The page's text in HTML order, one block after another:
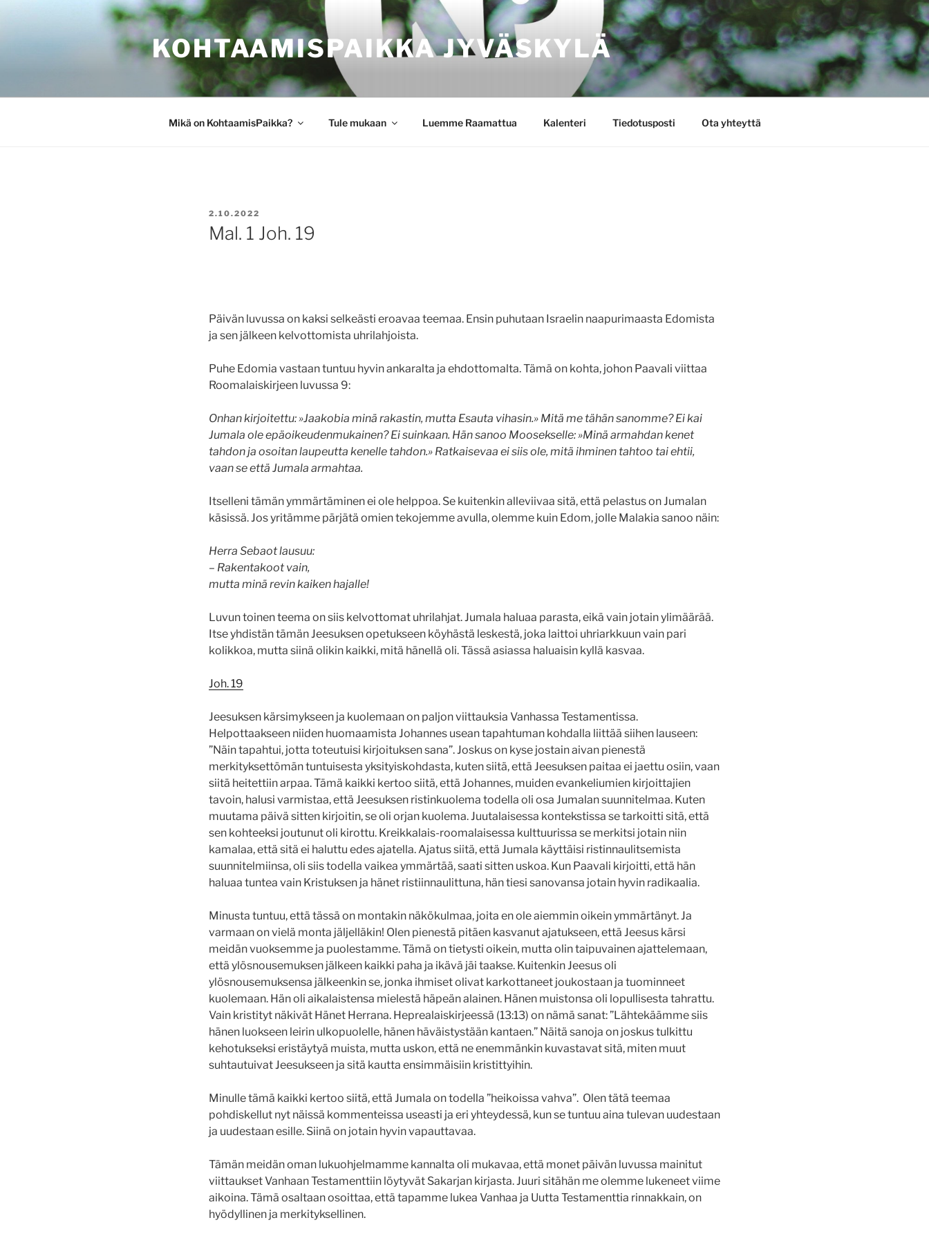
KOHTAAMISPAIKKA JYVÄSKYLÄ
Mikä on KohtaamisPaikka? Tule mukaan Luemme Raamattua Kalenteri Tiedotusposti Ota yhteyttä
JULKAISTU
2.10.2022
Mal. 1 Joh. 19
Päivän luvussa on kaksi selkeästi eroavaa teemaa. Ensin puhutaan Israelin naapurimaasta Edomista
ja sen jälkeen kelvottomista uhrilahjoista.
Puhe Edomia vastaan tuntuu hyvin ankaralta ja ehdottomalta. Tämä on kohta, johon Paavali viittaa
Roomalaiskirjeen luvussa 9:
Onhan kirjoitettu: »Jaakobia minä rakastin, mutta Esauta vihasin.» Mitä me tähän sanomme? Ei kai
Jumala ole epäoikeudenmukainen? Ei suinkaan. Hän sanoo Moosekselle: »Minä armahdan kenet
tahdon ja osoitan laupeutta kenelle tahdon.» Ratkaisevaa ei siis ole, mitä ihminen tahtoo tai ehtii,
vaan se että Jumala armahtaa.
Itselleni tämän ymmärtäminen ei ole helppoa. Se kuitenkin alleviivaa sitä, että pelastus on Jumalan
käsissä. Jos yritämme pärjätä omien tekojemme avulla, olemme kuin Edom, jolle Malakia sanoo näin:
Herra Sebaot lausuu:
– Rakentakoot vain,
mutta minä revin kaiken hajalle!
Luvun toinen teema on siis kelvottomat uhrilahjat. Jumala haluaa parasta, eikä vain jotain ylimäärää.
Itse yhdistän tämän Jeesuksen opetukseen köyhästä leskestä, joka laittoi uhriarkkuun vain pari
kolikkoa, mutta siinä olikin kaikki, mitä hänellä oli. Tässä asiassa haluaisin kyllä kasvaa.
Joh. 19
Jeesuksen kärsimykseen ja kuolemaan on paljon viittauksia Vanhassa Testamentissa.
Helpottaakseen niiden huomaamista Johannes usean tapahtuman kohdalla liittää siihen lauseen:
”Näin tapahtui, jotta toteutuisi kirjoituksen sana”. Joskus on kyse jostain aivan pienestä
merkityksettömän tuntuisesta yksityiskohdasta, kuten siitä, että Jeesuksen paitaa ei jaettu osiin, vaan
siitä heitettiin arpaa. Tämä kaikki kertoo siitä, että Johannes, muiden evankeliumien kirjoittajien
tavoin, halusi varmistaa, että Jeesuksen ristinkuolema todella oli osa Jumalan suunnitelmaa. Kuten
muutama päivä sitten kirjoitin, se oli orjan kuolema. Juutalaisessa kontekstissa se tarkoitti sitä, että
sen kohteeksi joutunut oli kirottu. Kreikkalais-roomalaisessa kulttuurissa se merkitsi jotain niin
kamalaa, että sitä ei haluttu edes ajatella. Ajatus siitä, että Jumala käyttäisi ristinnaulitsemista
suunnitelmiinsa, oli siis todella vaikea ymmärtää, saati sitten uskoa. Kun Paavali kirjoitti, että hän
haluaa tuntea vain Kristuksen ja hänet ristiinnaulittuna, hän tiesi sanovansa jotain hyvin radikaalia.
Minusta tuntuu, että tässä on montakin näkökulmaa, joita en ole aiemmin oikein ymmärtänyt. Ja
varmaan on vielä monta jäljelläkin! Olen pienestä pitäen kasvanut ajatukseen, että Jeesus kärsi
meidän vuoksemme ja puolestamme. Tämä on tietysti oikein, mutta olin taipuvainen ajattelemaan,
että ylösnousemuksen jälkeen kaikki paha ja ikävä jäi taakse. Kuitenkin Jeesus oli
ylösnousemuksensa jälkeenkin se, jonka ihmiset olivat karkottaneet joukostaan ja tuominneet
kuolemaan. Hän oli aikalaistensa mielestä häpeän alainen. Hänen muistonsa oli lopullisesta tahrattu.
Vain kristityt näkivät Hänet Herrana. Heprealaiskirjeessä (13:13) on nämä sanat: ”Lähtekäämme siis
hänen luokseen leirin ulkopuolelle, hänen häväistystään kantaen.” Näitä sanoja on joskus tulkittu
kehotukseksi eristäytyä muista, mutta uskon, että ne enemmänkin kuvastavat sitä, miten muut
suhtautuivat Jeesukseen ja sitä kautta ensimmäisiin kristittyihin.
Minulle tämä kaikki kertoo siitä, että Jumala on todella ”heikoissa vahva”. Olen tätä teemaa
pohdiskellut nyt näissä kommenteissa useasti ja eri yhteydessä, kun se tuntuu aina tulevan uudestaan
ja uudestaan esille. Siinä on jotain hyvin vapauttavaa.
Tämän meidän oman lukuohjelmamme kannalta oli mukavaa, että monet päivän luvussa mainitut
viittaukset Vanhaan Testamenttiin löytyvät Sakarjan kirjasta. Juuri sitähän me olemme lukeneet viime
aikoina. Tämä osaltaan osoittaa, että tapamme lukea Vanhaa ja Uutta Testamenttia rinnakkain, on
hyödyllinen ja merkityksellinen.